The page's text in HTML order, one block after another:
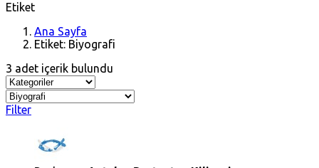
Etiket
Ana Sayfa
Etiket: Biyografi
3 adet içerik bulundu
Filter